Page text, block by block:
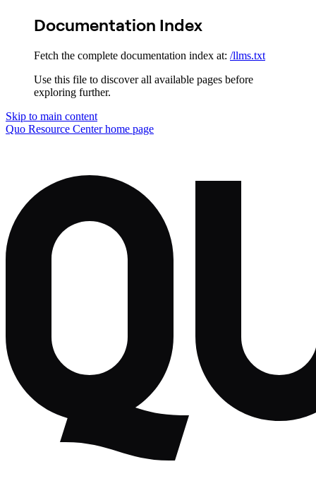
Documentation Index
Fetch the complete documentation index at: /llms.txt
Use this file to discover all available pages before
exploring further.
Skip to main content
Quo Resource Centerhome page